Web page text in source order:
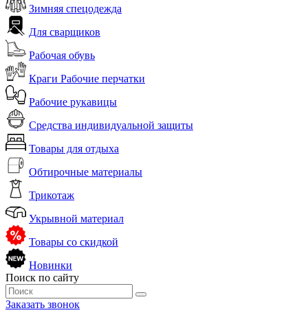
Зимняя спецодежда
Для сварщиков
Рабочая обувь
Краги Рабочие перчатки
Рабочие рукавицы
Средства индивидуальной защиты
Товары для отдыха
Обтирочные материалы
Трикотаж
Укрывной материал
Товары со скидкой
Новинки
Поиск по сайту
Заказать звонок